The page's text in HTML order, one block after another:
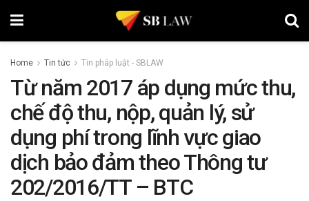
Home Tin tức Tin pháp luật - SBLAW
Từ năm 2017 áp dụng mức thu,
chế độ thu, nộp, quản lý, sử
dụng phí trong lĩnh vực giao
dịch bảo đảm theo Thông tư
202/2016/TT – BTC